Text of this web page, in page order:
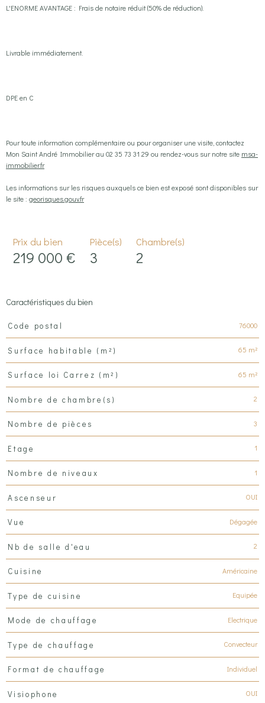
L'ENORME AVANTAGE : Frais de notaire réduit (50% de réduction).
Livrable immédiatement.
DPE en C
Pour toute information complémentaire ou pour organiser une visite, contactez
Mon Saint André Immobilier au 02 35 73 31 29 ou rendez-vous sur notre site msa-
immobilier.fr
Les informations sur les risques auxquels ce bien est exposé sont disponibles sur
le site : georisques.gouv.fr
Prix du bien
219 000 €
Pièce(s)
3
Chambre(s)
2
Caractéristiques du bien
Caractéristiques
Code postal 76000
Surface habitable (m²) 65 m²
Surface loi Carrez (m²) 65 m²
Nombre de chambre(s) 2
Nombre de pièces 3
Etage 1
Nombre de niveaux 1
Ascenseur OUI
Vue Dégagée
Nb de salle d'eau 2
Cuisine Américaine
Type de cuisine Equipée
Mode de chauffage Electrique
Type de chauffage Convecteur
Format de chauffage Individuel
Visiophone OUI